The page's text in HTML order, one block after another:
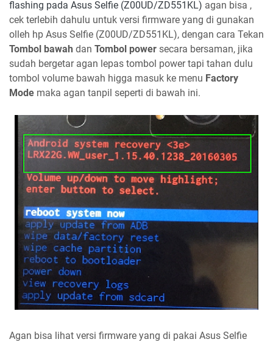
flashing pada Asus Selfie (Z00UD/ZD551KL) agan bisa ,
cek terlebih dahulu untuk versi firmware yang di gunakan
olleh hp Asus Selfie (Z00UD/ZD551KL), dengan cara Tekan
Tombol bawah dan Tombol power secara bersaman, jika
sudah bergetar agan lepas tombol power tapi tahan dulu
tombol volume bawah higga masuk ke menu Factory
Mode maka agan tanpil seperti di bawah ini.
Agan bisa lihat versi firmware yang di pakai Asus Selfie